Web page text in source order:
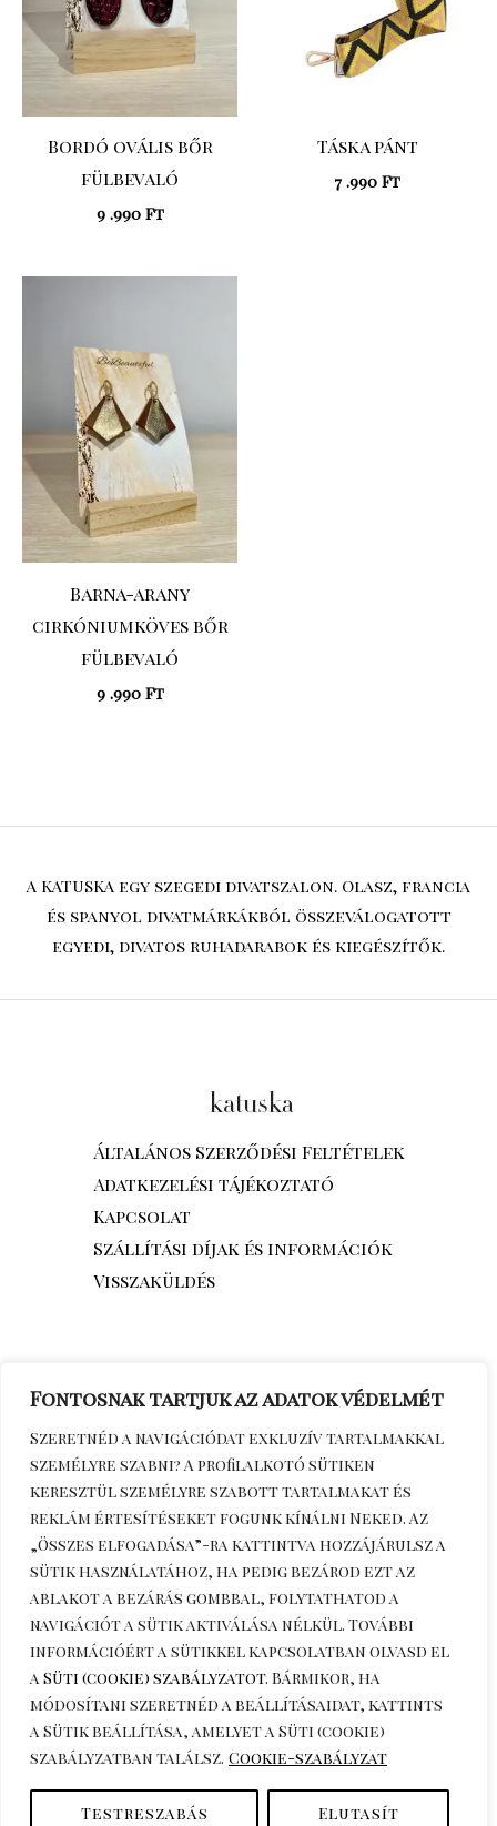
Fontosnak tartjuk az adatok védelmét
Szeretnéd a navigációdat exkluzív tartalmakkal
személyre szabni? A profilalkotó sütiken
keresztül személyre szabott tartalmakat és
reklám értesítéseket fogunk kínálni Neked. Az
„Összes elfogadása”-ra kattintva hozzájárulsz a
sütik használatához, ha pedig bezárod ezt az
ablakot a bezárás gombbal, folytathatod a
navigációt a sütik aktiválása nélkül. További
információért a sütikkel kapcsolatban olvasd el
a Süti (cookie) szabályzatot. Bármikor, ha
módosítani szeretnéd a beállításaidat, kattints
a Sütik beállítása, amelyet a Süti (cookie)
szabályzatban találsz. Cookie-szabályzat
Testreszabás Elutasít
Bordó ovális bőr
fülbevaló
9 .990 Ft
Táska pánt
7 .990 Ft
Barna-arany
cirkóniumköves bőr
fülbevaló
9 .990 Ft
A KATUSKA egy szegedi divatszalon. Olasz, francia
és spanyol divatmárkákból összeválogatott
egyedi, divatos ruhadarabok és kiegészítők.
Általános Szerződési Feltételek
Adatkezelési tájékoztató
Kapcsolat
Szállítási díjak és információk
Visszaküldés
Érdeklődöm telefonon+36306270964
Copyright © 2026 katuska.hu.